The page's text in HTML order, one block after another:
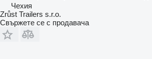
Чехия
Zrůst Trailers s.r.o.
Свържете се с продавача